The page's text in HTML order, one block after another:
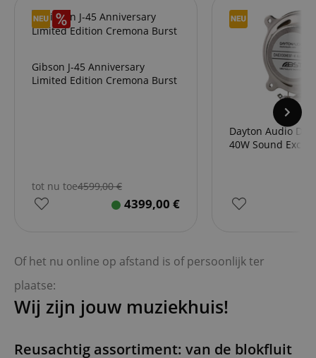
Gibson J-45 Anniversary
Limited Edition Cremona Burst
tot nu toe4599,00€
4399,00 €
Dayton Audio
40W Sound
Of het nu online op afstand is of persoonlijk ter
plaatse:
Wij zijn jouw muziekhuis!
Reusachtig assortiment: van de blokfluit